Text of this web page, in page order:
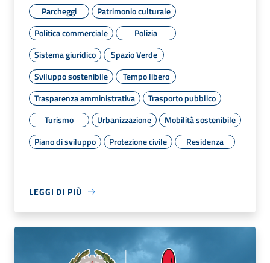
Parcheggi
Patrimonio culturale
Politica commerciale
Polizia
Sistema giuridico
Spazio Verde
Sviluppo sostenibile
Tempo libero
Trasparenza amministrativa
Trasporto pubblico
Turismo
Urbanizzazione
Mobilità sostenibile
Piano di sviluppo
Protezione civile Residenza
LEGGI DI PIÙ